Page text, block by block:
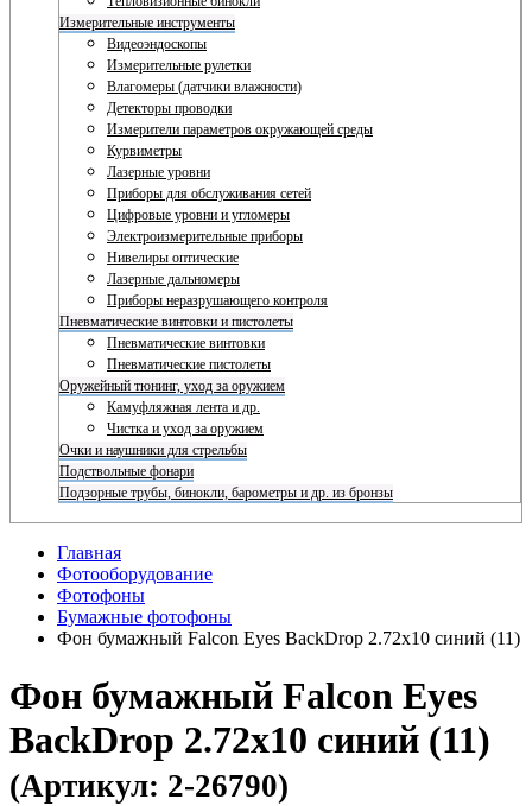
Измерительные инструменты
Видеоэндоскопы
Измерительные рулетки
Влагомеры (датчики влажности)
Детекторы проводки
Измерители параметров окружающей среды
Курвиметры
Лазерные уровни
Приборы для обслуживания сетей
Цифровые уровни и угломеры
Электроизмерительные приборы
Нивелиры оптические
Лазерные дальномеры
Приборы неразрушающего контроля
Пневматические винтовки и пистолеты
Пневматические винтовки
Пневматические пистолеты
Оружейный тюнинг, уход за оружием
Камуфляжная лента и др.
Чистка и уход за оружием
Очки и наушники для стрельбы
Подствольные фонари
Подзорные трубы, бинокли, барометры и др. из бронзы
Главная
Фотооборудование
Фотофоны
Бумажные фотофоны
Фон бумажный Falcon Eyes BackDrop 2.72x10 синий (11)
Фон бумажный Falcon Eyes
BackDrop 2.72x10 синий (11)
(Артикул: 2-26790)